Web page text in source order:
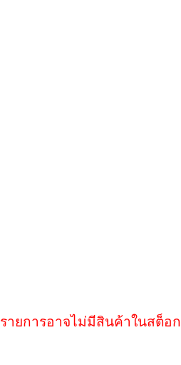
ายการอาจไม่มีสินค้าในสต็อก